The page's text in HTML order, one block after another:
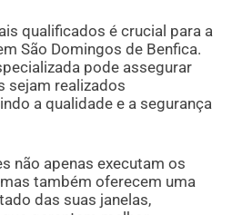
qualificados é crucial para a
São Domingos de Benfica.
pode assegurar
sejam realizados
a qualidade e a segurança
não apenas executam os
também oferecem uma
das suas janelas,